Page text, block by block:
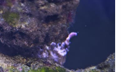
，而且特別大支 ——
可愛小窩～超可愛的